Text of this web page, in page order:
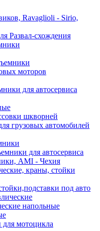
Ravaglioli - Sirio,
Развал-схождения
моторов
для автосервиса
шкворней
грузовых автомобилей
для автосервиса
АМІ - Чехия
краны, стойки
под авто
напольные
мотоцикла